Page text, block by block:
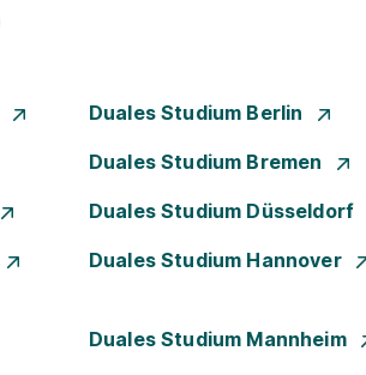
Duales Studium Berlin
Duales Studium Bremen
Duales Studium Düsseldorf
Duales Studium Hannover
Duales Studium Mannheim